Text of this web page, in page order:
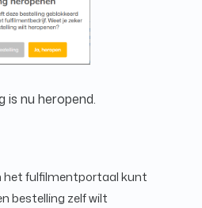
is nu heropend.
het fulfilmentportaal kunt
bestelling zelf wilt